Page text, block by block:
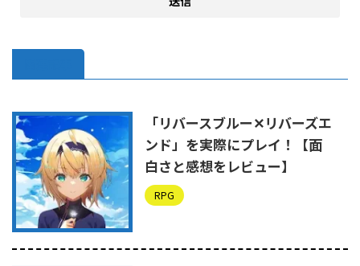
「リバースブルー✕リバーズエ
ンド」を実際にプレイ！【面
白さと感想をレビュー】
RPG